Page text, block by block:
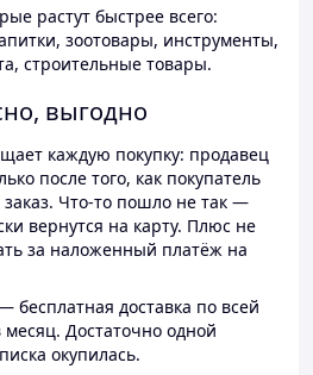
растут быстрее всего:
зоотовары, инструменты,
строительные товары.
выгодно
каждую покупку: продавец
после того, как покупатель
заказ. Что-то пошло не так —
вернутся на карту. Плюс не
за наложенный платёж на
бесплатная доставка по всей
Достаточно одной
окупилась.